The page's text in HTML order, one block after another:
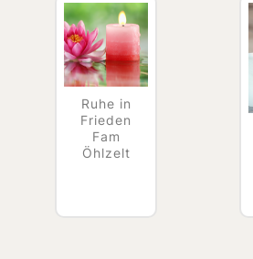
Ruhe in
Frieden
Fam
Öhlzelt